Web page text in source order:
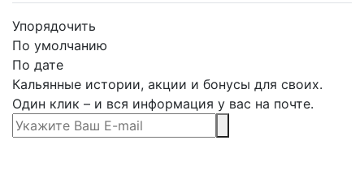
Упорядочить
По умолчанию
По дате
Кальянные истории, акции и бонусы для своих.
Один клик – и вся информация у вас на почте.